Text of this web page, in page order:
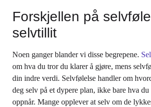
Forskjellen på
selvtillit
Noen ganger blander vi disse begrepene.
om hva du tror du klarer å gjøre, mens
din indre verdi. Selvfølelse handler om
deg selv på et dypere plan, ikke bare hva du
oppnår. Mange opplever at selv om de